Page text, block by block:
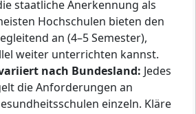
staatliche Anerkennung als
Hochschulen bieten den
an (4–5 Semester),
weiter unterrichten kannst.
nach Bundesland: Jedes
die Anforderungen an
einzeln. Kläre